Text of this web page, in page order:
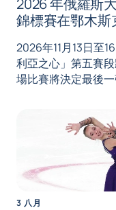
2026 年俄羅斯
錦標賽在鄂木斯
2026年11月13日至
利亞之心」第五賽
場比賽將決定最後一
3 八月